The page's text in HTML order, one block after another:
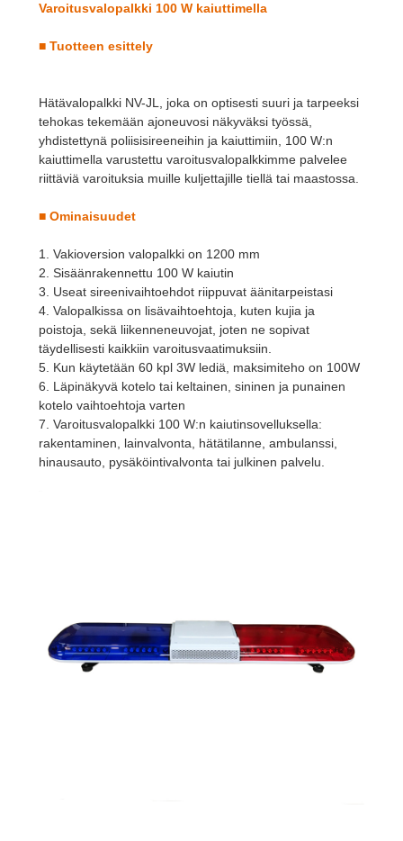
Varoitusvalopalkki 100 W kaiuttimella
■ Tuotteen esittely
Hätävalopalkki NV-JL, joka on optisesti suuri ja tarpeeksi
tehokas tekemään ajoneuvosi näkyväksi työssä,
yhdistettynä poliisisireeneihin ja kaiuttimiin, 100 W:n
kaiuttimella varustettu varoitusvalopalkkimme palvelee
riittäviä varoituksia muille kuljettajille tiellä tai maastossa.
■ Ominaisuudet
1. Vakioversion valopalkki on 1200 mm
2. Sisäänrakennettu 100 W kaiutin
3. Useat sireenivaihtoehdot riippuvat äänitarpeistasi
4. Valopalkissa on lisävaihtoehtoja, kuten kujia ja
poistoja, sekä liikenneneuvojat, joten ne sopivat
täydellisesti kaikkiin varoitusvaatimuksiin.
5. Kun käytetään 60 kpl 3W lediä, maksimiteho on 100W
6. Läpinäkyvä kotelo tai keltainen, sininen ja punainen
kotelo vaihtoehtoja varten
7. Varoitusvalopalkki 100 W:n kaiutinsovelluksella:
rakentaminen, lainvalvonta, hätätilanne, ambulanssi,
hinausauto, pysäköintivalvonta tai julkinen palvelu.